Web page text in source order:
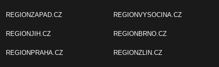
REGIONZAPAD.CZ
REGIONJIH.CZ
REGIONPRAHA.CZ
REGIONVYSOCINA.CZ
REGIONBRNO.CZ
REGIONZLIN.CZ